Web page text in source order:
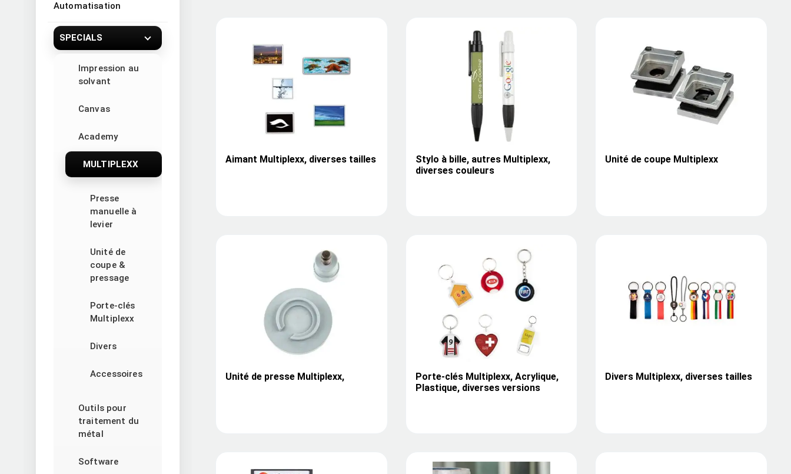
Automatisation
SPECIALS
Impression au
solvant
Canvas
Academy
MULTIPLEXX
Presse
manuelle à
levier
Unité de
coupe &
pressage
Porte-clés
Multiplexx
Divers
Accessoires
Outils pour
traitement du
métal
Software
Aimant Multiplexx, diverses tailles
Stylo à bille, autres Multiplexx,
diverses couleurs
Unité de coupe Multiplexx
Unité de presse Multiplexx,
Porte-clés Multiplexx, Acrylique,
Plastique, diverses versions
Divers Multiplexx, diverses tailles